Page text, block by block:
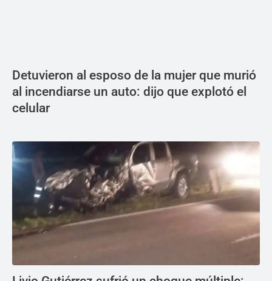
Detuvieron al esposo de la mujer que murió
al incendiarse un auto: dijo que explotó el
celular